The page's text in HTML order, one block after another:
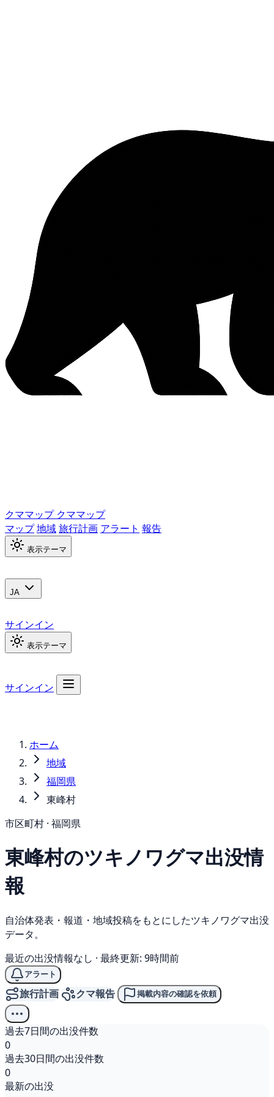
クママップ クママップ
マップ地域旅行計画 アラート 報告
表示テーマ
JA
サインイン
表示テーマ
サインイン
ホーム
地域
福岡県
東峰村
市区町村 · 福岡県
東峰村のツキノワグマ出没情
報
自治体発表・報道・地域投稿をもとにしたツキノワグマ出没
データ。
最近の出没情報なし · 最終更新: 9時間前
アラート
旅行計画 クマ報告 掲載内容の確認を依頼
過去7日間の出没件数
0
過去30日間の出没件数
0
最新の出没